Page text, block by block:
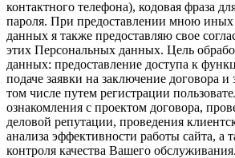
контактного телефона), кодовая фраза
пароля. При предоставлении мною
данных я также предоставляю свое
этих Персональных данных. Цель
данных: предоставление доступа к
подаче заявки на заключение договора и
том числе путем регистрации
ознакомления с проектом договора,
деловой репутации, проведения
анализа эффективности работы сайта, а
контроля качества Вашего